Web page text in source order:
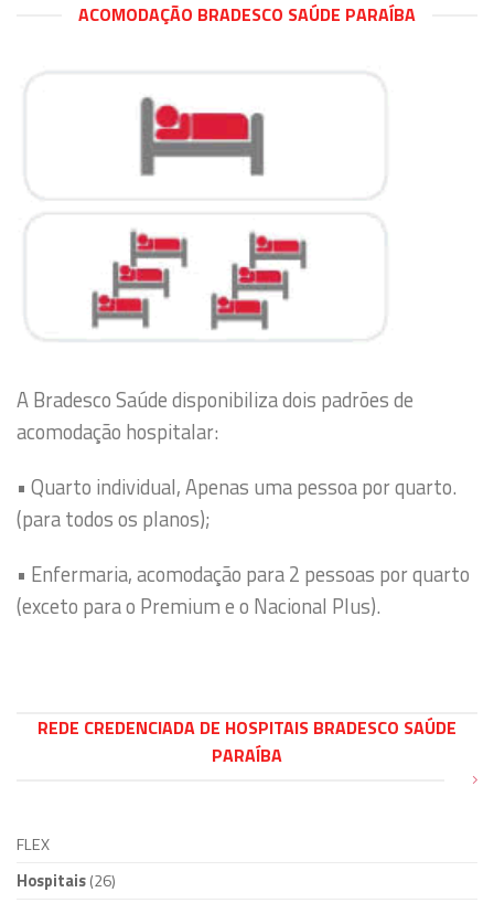
ACOMODAÇÃO BRADESCO SAÚDE PARAÍBA
A Bradesco Saúde disponibiliza dois padrões de
acomodação hospitalar:
• Quarto individual, Apenas uma pessoa por quarto.
(para todos os planos);
• Enfermaria, acomodação para 2 pessoas por quarto
(exceto para o Premium e o Nacional Plus).
REDE CREDENCIADA DE HOSPITAIS BRADESCO SAÚDE
PARAÍBA
FLEX
Hospitais(26)